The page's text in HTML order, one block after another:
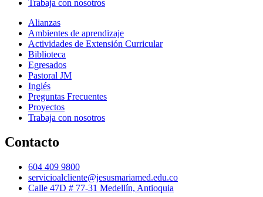
Trabaja con nosotros
Alianzas
Ambientes de aprendizaje
Actividades de Extensión Curricular
Biblioteca
Egresados
Pastoral JM
Inglés
Preguntas Frecuentes
Proyectos
Trabaja con nosotros
Contacto
604 409 9800
servicioalcliente@jesusmariamed.edu.co
Calle 47D # 77-31 Medellín, Antioquia